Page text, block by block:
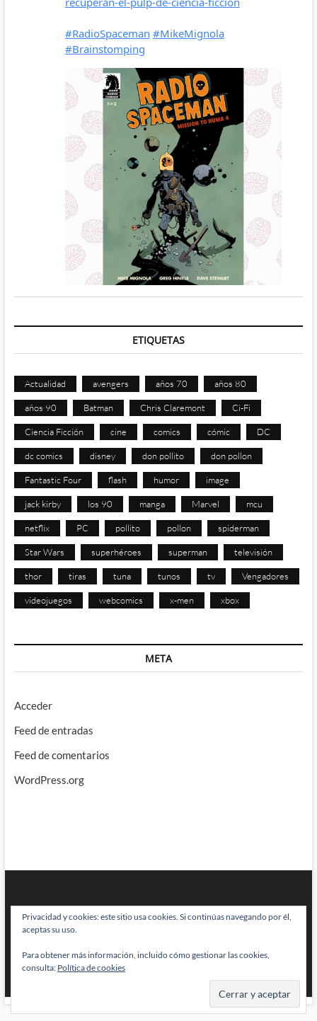
ETIQUETAS
Actualidad avengers años 70 años 80
años 90 Batman Chris Claremont Ci-Fi
Ciencia Ficción cine comics cómic DC
dc comics disney don pollito don pollon
Fantastic Four flash humor image
jack kirby los 90 manga Marvel mcu
netflix PC pollito pollon spiderman
Star Wars superhéroes superman televisión
thor tiras tuna tunos tv Vengadores
videojuegos webcomics x-men xbox
META
Acceder
Feed de entradas
Feed de comentarios
WordPress.org
BRAINSTOMPING| Diseñado por:Theme Freesia|WordPress| © Todos
los derechos reservados
Privacidad y cookies: este sitio usa cookies. Si continúas navegando por él,
aceptas su uso.
Para obtener más información, incluido cómo gestionar las cookies,
consulta: Política de cookies